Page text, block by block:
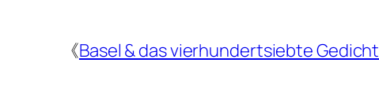
《Basel & das vierhundertsiebte Gedicht